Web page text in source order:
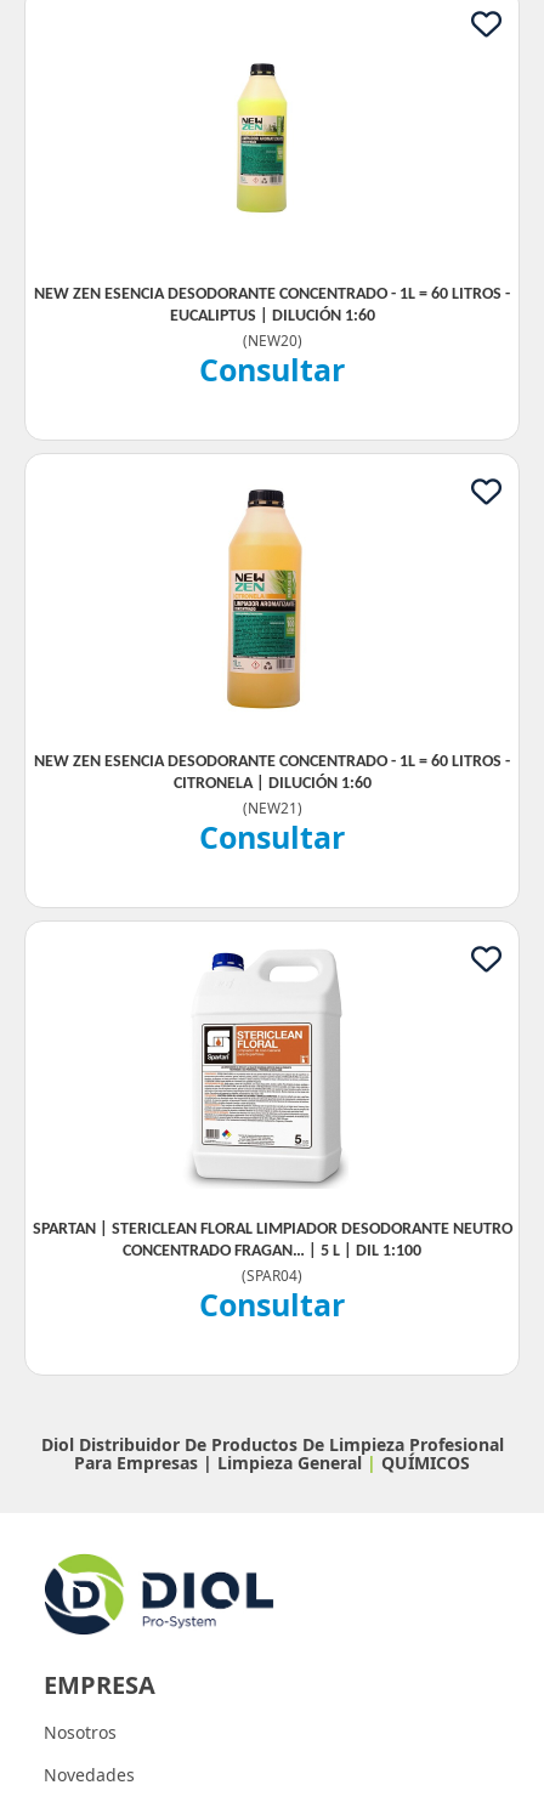
NEW ZEN ESENCIA DESODORANTE CONCENTRADO - 1L = 60 LITROS -
EUCALIPTUS | DILUCIÓN 1:60
(NEW20)
Consultar
NEW ZEN ESENCIA DESODORANTE CONCENTRADO - 1L = 60 LITROS -
CITRONELA | DILUCIÓN 1:60
(NEW21)
Consultar
SPARTAN | STERICLEAN FLORAL LIMPIADOR DESODORANTE NEUTRO
CONCENTRADO FRAGAN… | 5 L | DIL 1:100
(SPAR04)
Consultar
Diol Distribuidor De Productos De Limpieza Profesional
Para Empresas | Limpieza General | QUÍMICOS
EMPRESA
Nosotros
Novedades